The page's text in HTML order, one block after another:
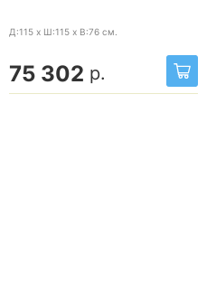
Д:115 x Ш:115 x В:76 см.
75 302 р.